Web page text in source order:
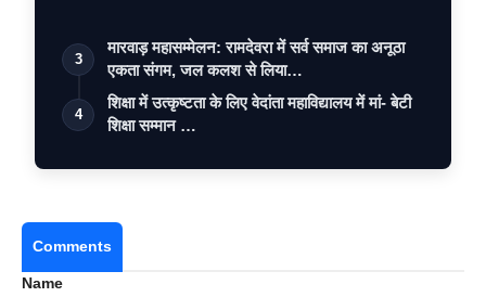
3
मारवाड़ महासम्मेलन: रामदेवरा में सर्व समाज का अनूठा
एकता संगम, जल कलश से लिया…
4
शिक्षा में उत्कृष्टता के लिए वेदांता महाविद्यालय में मां- बेटी
शिक्षा सम्मान …
Comments
Name